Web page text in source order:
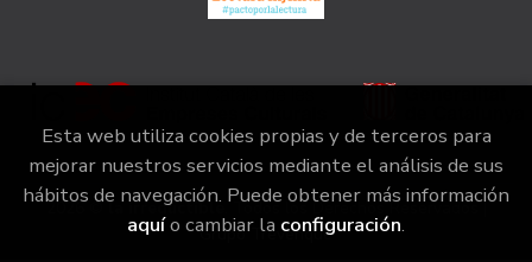
2026 ©la irreductible . Todos los Derechos Reservados |
Grupo Trevenque
Esta web utiliza cookies propias y de terceros para
mejorar nuestros servicios mediante el análisis de sus
hábitos de navegación. Puede obtener más información
aquío cambiar la configuración.